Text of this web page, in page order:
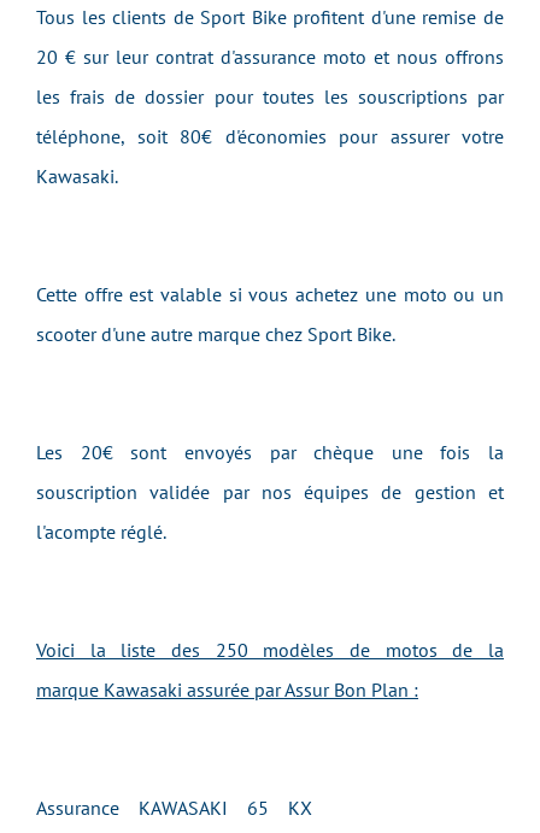
Tous les clients de Sport Bike profitent d'une remise de
20 € sur leur contrat d'assurance moto et nous offrons
les frais de dossier pour toutes les souscriptions par
téléphone, soit 80€ d'économies pour assurer votre
Kawasaki.
Cette offre est valable si vous achetez une moto ou un
scooter d'une autre marque chez Sport Bike.
Les 20€ sont envoyés par chèque une fois la
souscription validée par nos équipes de gestion et
l'acompte réglé.
Voici la liste des 250 modèles de motos de la
marque Kawasaki assurée par Assur Bon Plan :
Assurance KAWASAKI 65 KX